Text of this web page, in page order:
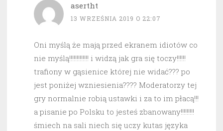
asertht
13 WRZEŚNIA 2019 O 22:07
Oni myślą że mają przed ekranem idiotów co
nie myślą!!!!!!!!!!!!! i widzą jak gra się toczy!!!!!!
trafiony w gąsienice której nie widać??? po
jest poniżej wzniesienia???? Moderatorzy tej
gry normalnie robią ustawki i za to im płacą!!!
a pisanie po Polsku to jesteś zbanowany!!!!!!!!!
śmiech na sali niech się uczy kutas języka